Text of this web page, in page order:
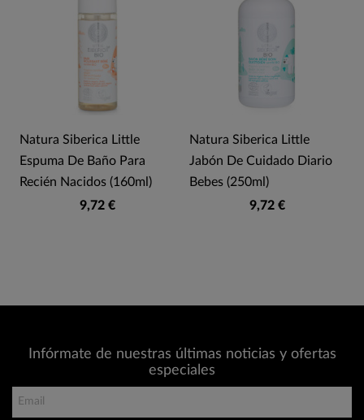
Natura Siberica Little
Espuma De Baño Para
Recién Nacidos (160ml)
9,72 €
Natura Siberica Little
Jabón De Cuidado Diario
Bebes (250ml)
9,72 €
Infórmate de nuestras últimas noticias y ofertas
especiales